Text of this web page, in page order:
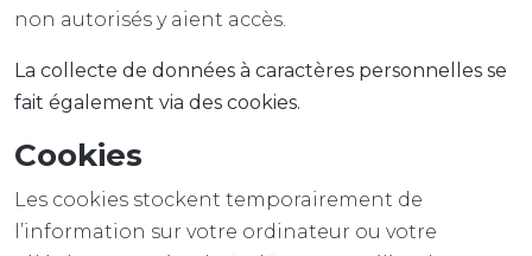
non autorisés y aient accès.
La collecte de données à caractères personnelles se
fait également via des cookies.
Cookies
Les cookies stockent temporairement de
l’information sur votre ordinateur ou votre